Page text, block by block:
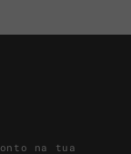
na tua